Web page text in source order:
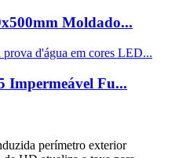
Moldado...
Impermeável Fu...